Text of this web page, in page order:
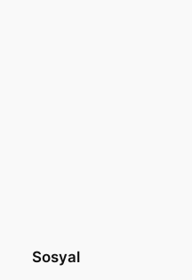
Sosyal